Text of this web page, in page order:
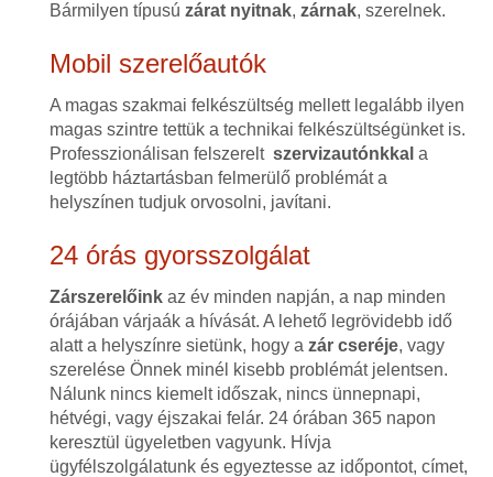
Bármilyen típusú zárat nyitnak, zárnak, szerelnek.
Mobil szerelőautók
A magas szakmai felkészültség mellett legalább ilyen
magas szintre tettük a technikai felkészültségünket is.
Professzionálisan felszerelt szervizautónkkal a
legtöbb háztartásban felmerülő problémát a
helyszínen tudjuk orvosolni, javítani.
24 órás gyorsszolgálat
Zárszerelőinkaz év minden napján, a nap minden
órájában várjaák a hívását. A lehető legrövidebb idő
alatt a helyszínre sietünk, hogy a zár cseréje, vagy
szerelése Önnek minél kisebb problémát jelentsen.
Nálunk nincs kiemelt időszak, nincs ünnepnapi,
hétvégi, vagy éjszakai felár. 24 órában 365 napon
keresztül ügyeletben vagyunk. Hívja
ügyfélszolgálatunk és egyeztesse az időpontot, címet,